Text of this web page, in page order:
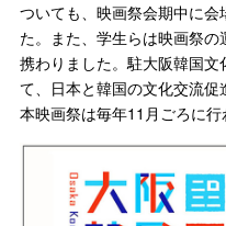
ついても、映画祭会期中に
た。また、学生らは映画祭
携わりました。駐大阪韓国
て、日本と韓国の文化交流促
本映画祭は毎年11月ごろに行